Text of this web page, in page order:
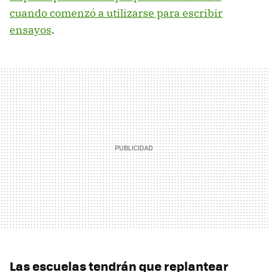
cuando comenzó a utilizarse para escribir
ensayos.
Las escuelas tendrán que replantear